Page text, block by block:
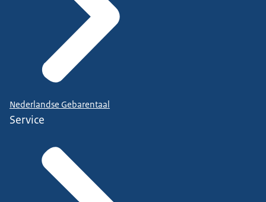
Nederlandse Gebarentaal
Service